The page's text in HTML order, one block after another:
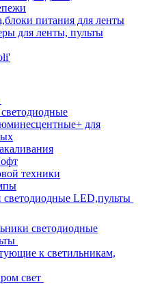
питания для ленты
для ленты, пульты
для
техники
светодиодные LED,пульты
светодиодные
к светильникам,
свет